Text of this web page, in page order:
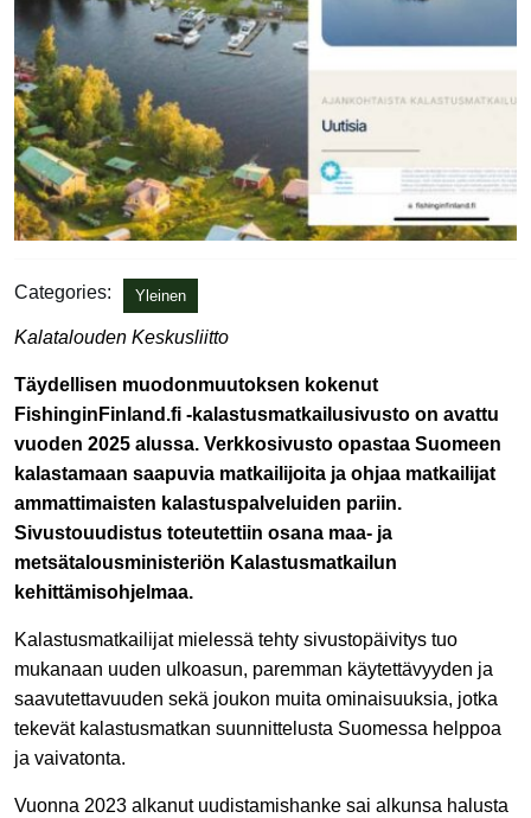
Categories: Yleinen
Kalatalouden Keskusliitto
Täydellisen muodonmuutoksen kokenut
FishinginFinland.fi -kalastusmatkailusivusto on avattu
vuoden 2025 alussa. Verkkosivusto opastaa Suomeen
kalastamaan saapuvia matkailijoita ja ohjaa matkailijat
ammattimaisten kalastuspalveluiden pariin.
Sivustouudistus toteutettiin osana maa- ja
metsätalousministeriön Kalastusmatkailun
kehittämisohjelmaa.
Kalastusmatkailijat mielessä tehty sivustopäivitys tuo
mukanaan uuden ulkoasun, paremman käytettävyyden ja
saavutettavuuden sekä joukon muita ominaisuuksia, jotka
tekevät kalastusmatkan suunnittelusta Suomessa helppoa
ja vaivatonta.
Vuonna 2023 alkanut uudistamishanke sai alkunsa halusta